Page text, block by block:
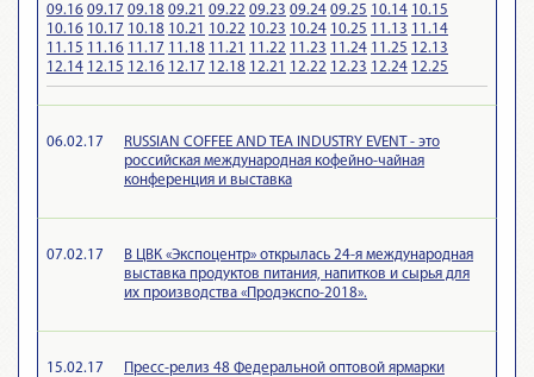
09.16 09.17 09.18 09.21 09.22 09.23 09.24 09.25 10.14 10.15
10.16 10.17 10.18 10.21 10.22 10.23 10.24 10.25 11.13 11.14
11.15 11.16 11.17 11.18 11.21 11.22 11.23 11.24 11.25 12.13
12.14 12.15 12.16 12.17 12.18 12.21 12.22 12.23 12.24 12.25
06.02.17
RUSSIAN COFFEE AND TEA INDUSTRY EVENT - это
российская международная кофейно-чайная
конференция и выставка
07.02.17
В ЦВК «Экспоцентр» открылась 24-я международная
выставка продуктов питания, напитков и сырья для
их производства «Продэкспо-2018».
15.02.17
Пресс-релиз 48 Федеральной оптовой ярмарки